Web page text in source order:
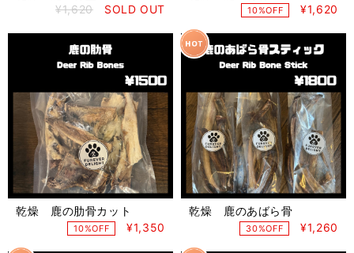
¥1,620
SOLD OUT 10%OFF ¥1,620
乾燥 鹿の肋骨カット
10%OFF ¥1,350
乾燥 鹿のあばら骨
30%OFF ¥1,260